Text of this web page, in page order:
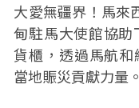
大愛無疆界！馬來
甸駐馬大使館協
貨櫃，透過馬航
當地賑災貢獻力量。